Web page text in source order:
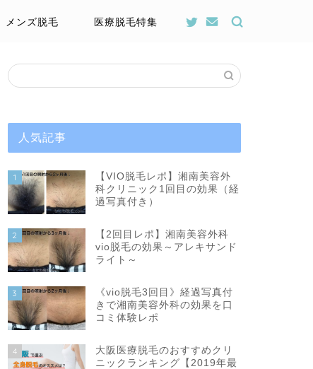
メンズ脱毛 医療脱毛特集
人気記事
1
【VIO脱毛レポ】湘南美容外
科クリニック1回目の効果（経
過写真付き）
2
【2回目レポ】湘南美容外科
vio脱毛の効果～アレキサンド
ライト～
3
《vio脱毛3回目》経過写真付
きで湘南美容外科の効果を口
コミ体験レポ
4
大阪医療脱毛のおすすめクリ
ニックランキング【2019年最